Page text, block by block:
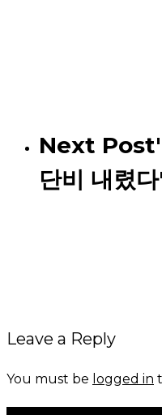
Next Post
단비 내렸
Leave a Reply
You must be logged in